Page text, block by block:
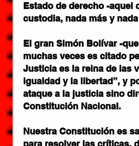
Estado de derecho -
custodia, nada más y
El gran Simón Bolívar -que
muchas veces es citado
Justicia es la reina de las
igualdad y la libertad”, y
ataque a la justicia sino
Constitución Nacional.
Nuestra Constitución es
para resolver las críticas,